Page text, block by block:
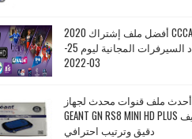
أفضل ملف إشتراك 2020 CCCAM.CFG
بأجدد السيرفرات المجانية ليوم 25-
03-2022
أحدث ملف قنوات محدث لجهاز
GEANT GN RS8 MINI HD PLUS بتصنيف
دقيق وترتيب احترافي